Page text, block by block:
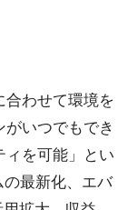
合わせて環境を
いつでもでき
ィを可能」とい
最新化、エバ